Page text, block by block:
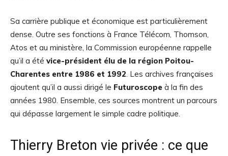
Sa carrière publique et économique est particulièrement
dense. Outre ses fonctions à France Télécom, Thomson,
Atos et au ministère, la Commission européenne rappelle
qu’il a été vice-président élu de la région Poitou-
Charentes entre 1986 et 1992. Les archives françaises
ajoutent qu’il a aussi dirigé le Futuroscope à la fin des
années 1980. Ensemble, ces sources montrent un parcours
qui dépasse largement le simple cadre politique.
Thierry Breton vie privée : ce que